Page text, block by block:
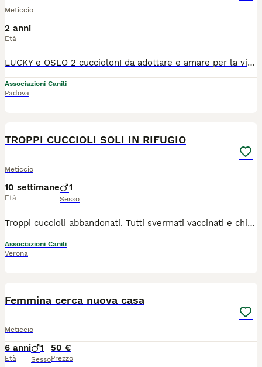
Meticcio
2 anni
Età
LUCKY e OSLO 2 cucciolonI da adottare e amare per la vita... buoni come il pane, coccoloni, tranquilli Stanno crescendo in un box E NON LO MERITANO... la loro adozione è urgente! I suoi fratellini sono stati adottati!! Nati a fine giugno 2024, taglia grande ( mix golden maremmano) Si trovano nel basso Lazio, adottabili al nord e centro Italia! Vaccinato e chippato, adozione seria e consapevole Piccola presentazione su whazz app ********** **********
Associazioni Canili
Padova
TROPPI CUCCIOLI SOLI IN RIFUGIO
Meticcio
10 settimane
Età
1
Sesso
Troppi cuccioli abbandonati. Tutti svermati vaccinati e chippati Lasciati a morire...in strada come spazzatura. Sono bellissimi. buonissimi e socievoli non lasciateli soli e rinchiusi. Taglie medie, Dai 60 giorni in su. Per adottarne uno 340]578]3896]. chiamate! Arrivano in staffetta.
Associazioni Canili
Verona
Femmina cerca nuova casa
Meticcio
6 anni
Età
1
Sesso
50 €
Prezzo